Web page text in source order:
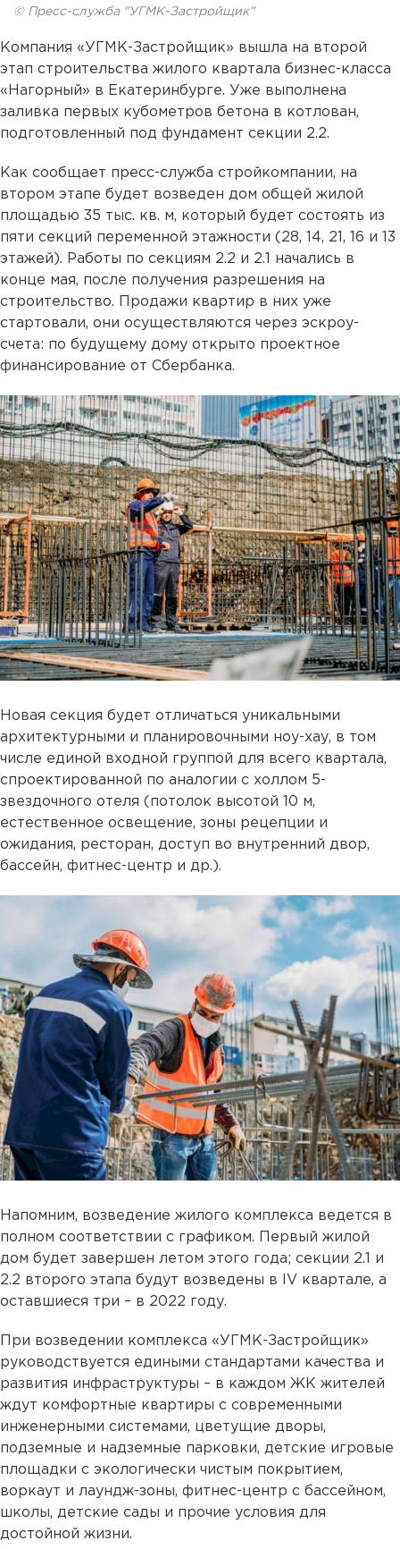
© Пресс-служба "УГМК-Застройщик"
Компания «УГМК-Застройщик» вышла на второй
этап строительства жилого квартала бизнес-класса
«Нагорный» в Екатеринбурге. Уже выполнена
заливка первых кубометров бетона в котлован,
подготовленный под фундамент секции 2.2.
Как сообщает пресс-служба стройкомпании, на
втором этапе будет возведен дом общей жилой
площадью 35 тыс. кв. м, который будет состоять из
пяти секций переменной этажности (28, 14, 21, 16 и 13
этажей). Работы по секциям 2.2 и 2.1 начались в
конце мая, после получения разрешения на
строительство. Продажи квартир в них уже
стартовали, они осуществляются через эскроу-
счета: по будущему дому открыто проектное
финансирование от Сбербанка.
Новая секция будет отличаться уникальными
архитектурными и планировочными ноу-хау, в том
числе единой входной группой для всего квартала,
спроектированной по аналогии с холлом 5-
звездочного отеля (потолок высотой 10 м,
естественное освещение, зоны рецепции и
ожидания, ресторан, доступ во внутренний двор,
бассейн, фитнес-центр и др.).
Напомним, возведение жилого комплекса ведется в
полном соответствии с графиком. Первый жилой
дом будет завершен летом этого года; секции 2.1 и
2.2 второго этапа будут возведены в IV квартале, а
оставшиеся три – в 2022 году.
При возведении комплекса «УГМК-Застройщик»
руководствуется едиными стандартами качества и
развития инфраструктуры – в каждом ЖК жителей
ждут комфортные квартиры с современными
инженерными системами, цветущие дворы,
подземные и надземные парковки, детские игровые
площадки с экологически чистым покрытием,
воркаут и лаундж-зоны, фитнес-центр с бассейном,
школы, детские сады и прочие условия для
достойной жизни.